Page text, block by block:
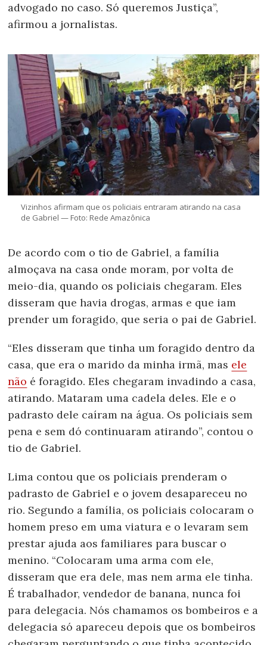
advogado no caso. Só queremos Justiça”,
afirmou a jornalistas.
Vizinhos afirmam que os policiais entraram atirando na casa
de Gabriel — Foto: Rede Amazônica
De acordo com o tio de Gabriel, a família
almoçava na casa onde moram, por volta de
meio-dia, quando os policiais chegaram. Eles
disseram que havia drogas, armas e que iam
prender um foragido, que seria o pai de Gabriel.
“Eles disseram que tinha um foragido dentro da
casa, que era o marido da minha irmã, mas ele
não é foragido. Eles chegaram invadindo a casa,
atirando. Mataram uma cadela deles. Ele e o
padrasto dele caíram na água. Os policiais sem
pena e sem dó continuaram atirando”, contou o
tio de Gabriel.
Lima contou que os policiais prenderam o
padrasto de Gabriel e o jovem desapareceu no
rio. Segundo a família, os policiais colocaram o
homem preso em uma viatura e o levaram sem
prestar ajuda aos familiares para buscar o
menino. “Colocaram uma arma com ele,
disseram que era dele, mas nem arma ele tinha.
É trabalhador, vendedor de banana, nunca foi
para delegacia. Nós chamamos os bombeiros e a
delegacia só apareceu depois que os bombeiros